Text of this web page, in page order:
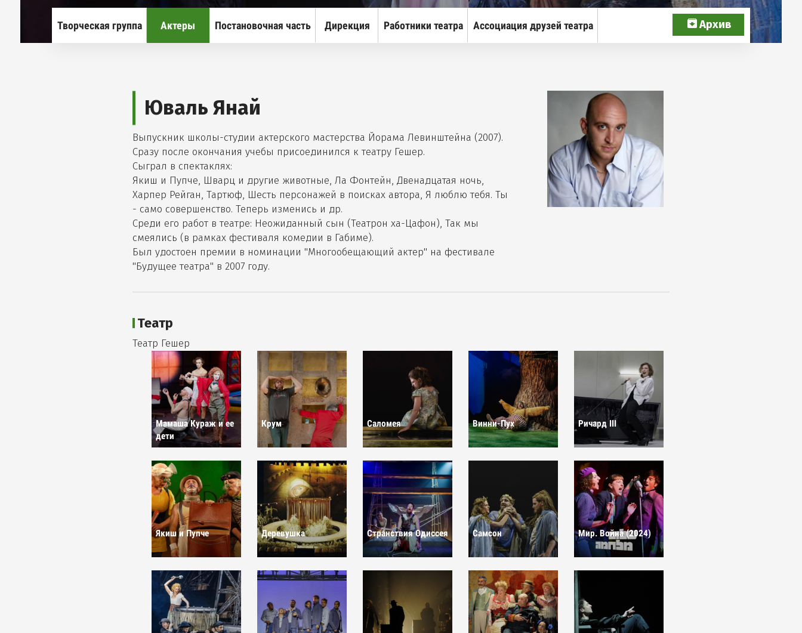
дополнительное меню
дополнительное меню
дополнительное меню
Творческая группа Актеры Постановочная часть Дирекция Работники театра Ассоциация друзей театра Архив
Юваль Янай
Выпускник школы-студии актерского мастерства Йорама Левинштейна (2007).
Сразу после окончания учебы присоединился к театру Гешер.
Сыграл в спектаклях:
Якиш и Пупче, Шварц и другие животные, Ла Фонтейн, Двенадцатая ночь,
Харпер Рейган, Тартюф, Шесть персонажей в поисках автора, Я люблю тебя. Ты
- само совершенство. Теперь изменись и др.
Среди его работ в театре: Неожиданный сын (Театрон ха-Цафон), Так мы
смеялись (в рамках фестиваля комедии в Габиме).
Был удостоен премии в номинации "Многообещающий актер" на фестивале
"Будущее театра" в 2007 году.
Театр
Театр Гешер
Мамаша Кураж и ее
дети
Крум Саломея Винни-Пух Ричард III
Якиш и Пупче Деревушка Странствия Одиссея Самсон Мир. Война (2024)